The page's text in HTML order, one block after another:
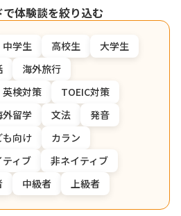
体験談を絞り込む
中学生 高校生
大学生
海外旅行
英検対策
TOEIC対策
外留学 文法
発音
も向け
カラン
ティブ
非ネイティブ
中級者 上級者